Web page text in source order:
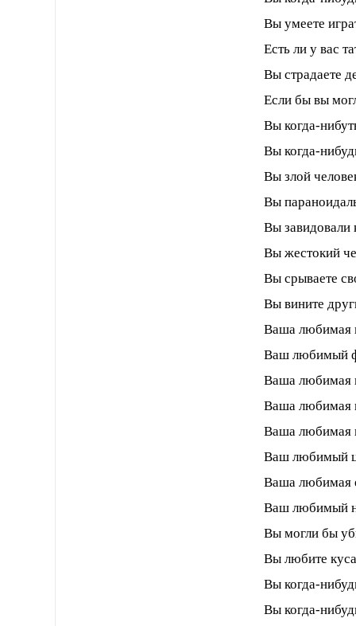
Вы умеете
Есть ли у вас
Вы страдаете
Если бы вы
Вы когда-
Вы когда-
Вы злой
Вы
Вы завидовали
Вы жестокий
Вы срываете
Вы вините
Ваша любимая
Ваш любимый
Ваша любимая
Ваша любимая
Ваша любимая
Ваш любимый
Ваша любимая
Ваш любимый
Вы могли бы
Вы любите
Вы когда-
Вы когда-